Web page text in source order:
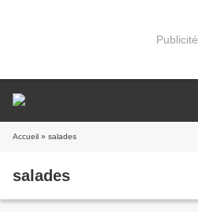
Publicité
Accueil » salades
salades